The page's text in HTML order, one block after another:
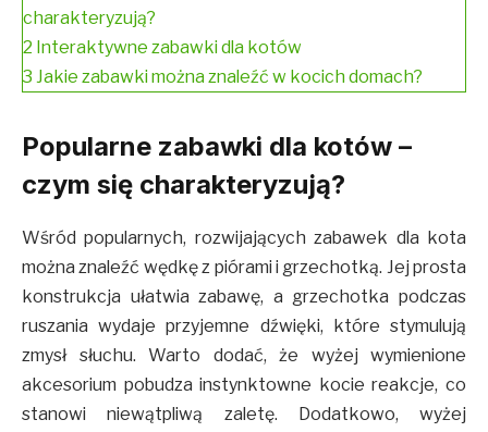
charakteryzują?
2 Interaktywne zabawki dla kotów
3 Jakie zabawki można znaleźć w kocich domach?
Popularne zabawki dla kotów –
czym się charakteryzują?
Wśród popularnych, rozwijających zabawek dla kota
można znaleźć wędkę z piórami i grzechotką. Jej prosta
konstrukcja ułatwia zabawę, a grzechotka podczas
ruszania wydaje przyjemne dźwięki, które stymulują
zmysł słuchu. Warto dodać, że wyżej wymienione
akcesorium pobudza instynktowne kocie reakcje, co
stanowi niewątpliwą zaletę. Dodatkowo, wyżej